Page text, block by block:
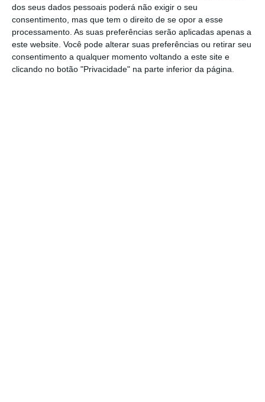
dos seus dados pessoais poderá não exigir o seu
consentimento, mas que tem o direito de se opor a esse
processamento. As suas preferências serão aplicadas apenas a
este website. Você pode alterar suas preferências ou retirar seu
consentimento a qualquer momento voltando a este site e
clicando no botão "Privacidade" na parte inferior da página.
Apesar de destacar o reforço do
financiamento através destes instrumentos e
de salientar o papel da banca, Castro
Almeida defendeu que, a aposta da Euronext